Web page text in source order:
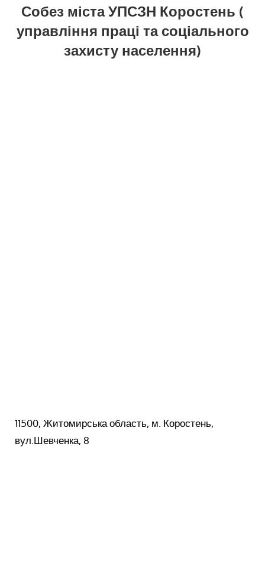
Собез міста УПСЗН Коростень (
управління праці та соціального
захисту населення)
11500, Житомирська область, м. Коростень,
вул.Шевченка, 8